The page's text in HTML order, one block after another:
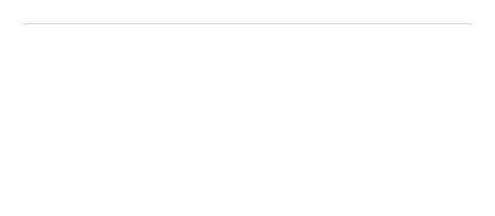
سيستمهاي